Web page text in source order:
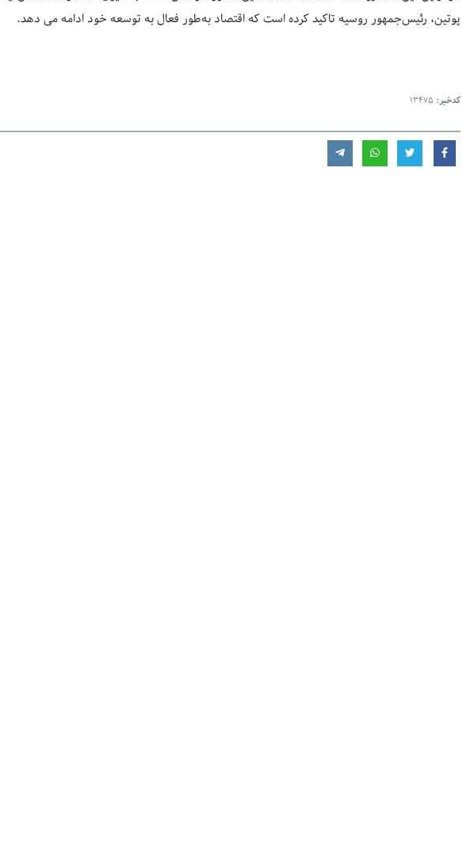
پوتین، رئیس‌جمهور روسیه تاکید کرده است که اقتصاد به‌طور فعال به توسعه خود ادامه می دهد.
کدخبر: 13475